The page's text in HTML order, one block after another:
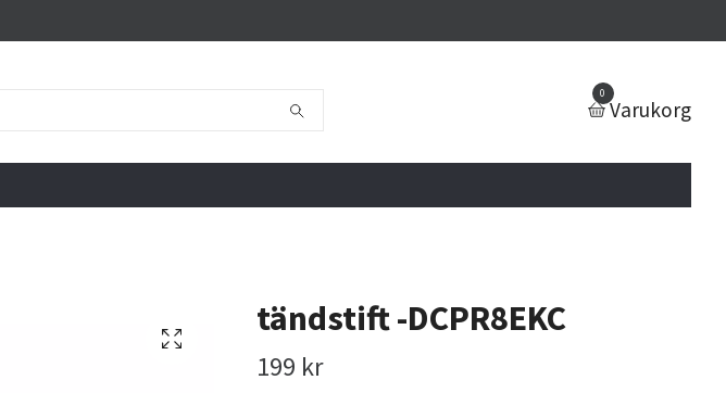
0
Varukorg
tändstift -DCPR8EKC
199 kr